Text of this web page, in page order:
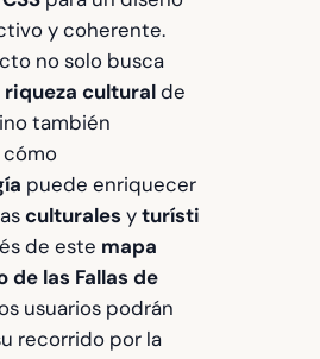
y coherente.
no solo busca
riqueza culturalde
también
puede enriquecer
culturales yturísti
de este mapa
de las Fallas de
usuarios podrán
recorrido por la